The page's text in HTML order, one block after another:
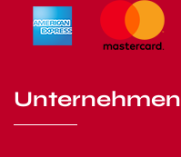
Unternehmen